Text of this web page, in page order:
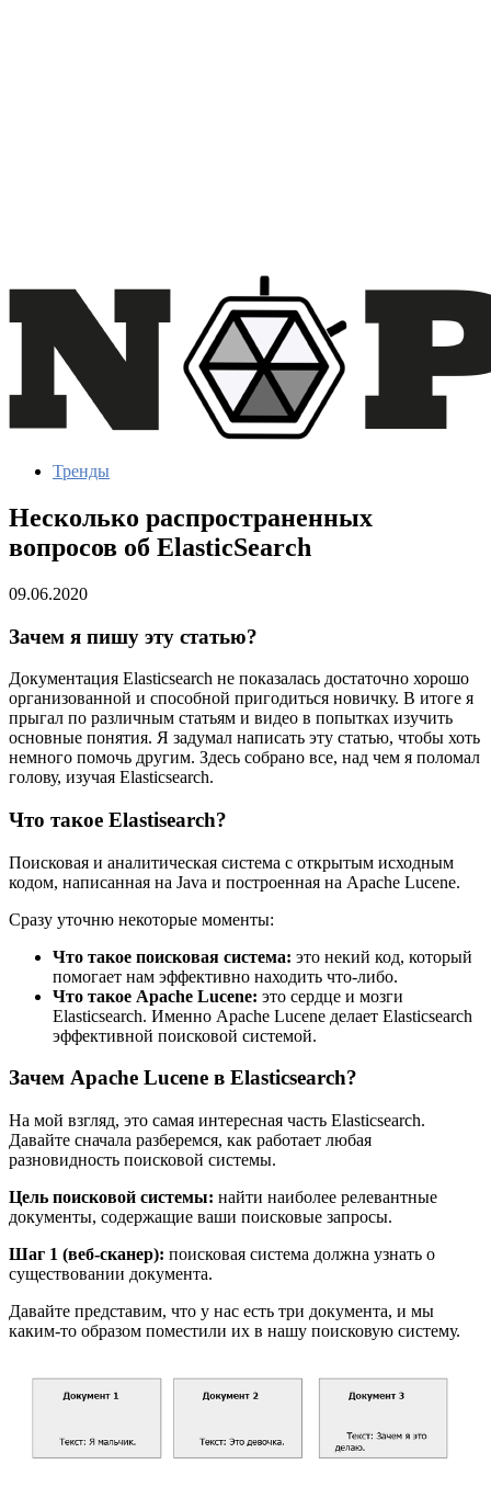
Тренды
Несколько распространенных
вопросов об ElasticSearch
09.06.2020
Зачем я пишу эту статью?
Документация Elasticsearch не показалась достаточно хорошо
организованной и способной пригодиться новичку. В итоге я
прыгал по различным статьям и видео в попытках изучить
основные понятия. Я задумал написать эту статью, чтобы хоть
немного помочь другим. Здесь собрано все, над чем я поломал
голову, изучая Elasticsearch.
Что такое Elastisearch?
Поисковая и аналитическая система с открытым исходным
кодом, написанная на Java и построенная на Apache Lucene.
Сразу уточню некоторые моменты:
Что такое поисковая система: это некий код, который
помогает нам эффективно находить что-либо.
Что такое Apache Lucene: это сердце и мозги
Elasticsearch. Именно Apache Lucene делает Elasticsearch
эффективной поисковой системой.
Зачем Apache Lucene в Elasticsearch?
На мой взгляд, это самая интересная часть Elasticsearch.
Давайте сначала разберемся, как работает любая
разновидность поисковой системы.
Цель поисковой системы: найти наиболее релевантные
документы, содержащие ваши поисковые запросы.
Шаг 1 (веб-сканер): поисковая система должна узнать о
существовании документа.
Давайте представим, что у нас есть три документа, и мы
каким-то образом поместили их в нашу поисковую систему.